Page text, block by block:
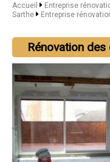
Accueil
Entreprise
Sarthe
Entreprise
Rénovation